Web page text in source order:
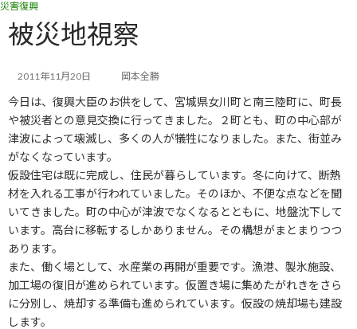
コ
ン
テ
ス
キ
ッ
ナ
ビ
ゲ
ン
に
移
災害復興
被災地視察
2011年11月20日 岡本全勝
今日は、復興大臣のお供をして、宮城県女川町と南三陸町に、町長
や被災者との意見交換に行ってきました。２町とも、町の中心部が
津波によって壊滅し、多くの人が犠牲になりました。また、街並み
がなくなっています。
仮設住宅は既に完成し、住民が暮らしています。冬に向けて、断熱
材を入れる工事が行われていました。そのほか、不便な点などを聞
いてきました。町の中心が津波でなくなるとともに、地盤沈下して
います。高台に移転するしかありません。その構想がまとまりつつ
あります。
また、働く場として、水産業の再開が重要です。漁港、製氷施設、
加工場の復旧が進められています。仮置き場に集めたがれきをさら
に分別し、焼却する準備も進められています。仮設の焼却場も建設
します。